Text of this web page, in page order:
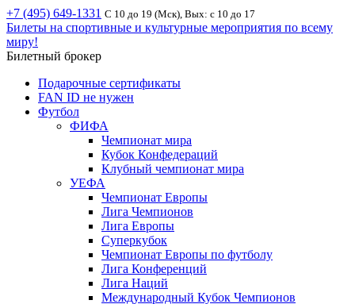
+7 (495) 649-1331 С 10 до 19 (Мск), Вых: с 10 до 17
Билеты на спортивные и культурные мероприятия по всему
миру!
Билетный брокер
Подарочные сертификаты
FAN ID не нужен
Футбол
ФИФА
Чемпионат мира
Кубок Конфедераций
Клубный чемпионат мира
УЕФА
Чемпионат Европы
Лига Чемпионов
Лига Европы
Суперкубок
Чемпионат Европы по футболу
Лига Конференций
Лига Наций
Международный Кубок Чемпионов